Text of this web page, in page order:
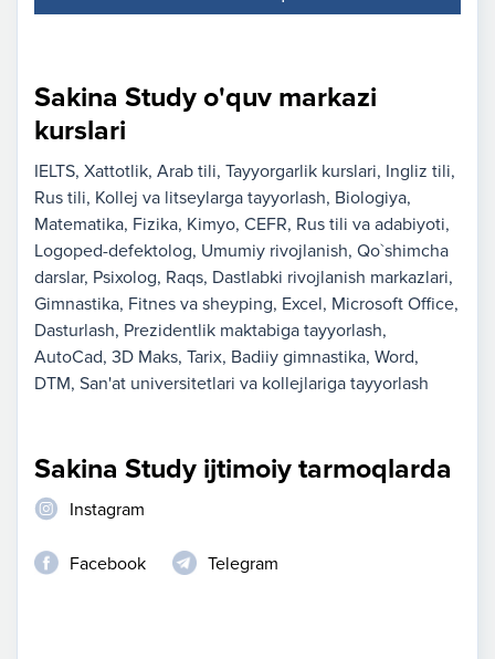
Sakina Study o'quv markazi
kurslari
IELTS Xattotlik Arab tili Tayyorgarlik kurslari Ingliz tili
Rus tili Kollej va litseylarga tayyorlash Biologiya
Matematika Fizika Kimyo CEFR Rus tili va adabiyoti
Logoped-defektolog Umumiy rivojlanish Qo`shimcha
darslar Psixolog Raqs Dastlabki rivojlanish markazlari
Gimnastika Fitnes va sheyping Excel Microsoft Office
Dasturlash Prezidentlik maktabiga tayyorlash
AutoCad 3D Maks Tarix Badiiy gimnastika Word
DTM San'at universitetlari va kollejlariga tayyorlash
Sakina Study ijtimoiy tarmoqlarda
Instagram
Facebook Telegram